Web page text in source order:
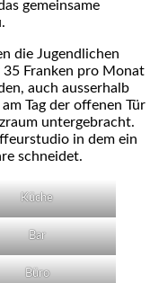
gemeinsame
die Jugendlichen
35 Franken pro Monat
auch ausserhalb
Tag der offenen Tür
untergebracht.
in dem ein
schneidet.
Küche
Bar
Büro